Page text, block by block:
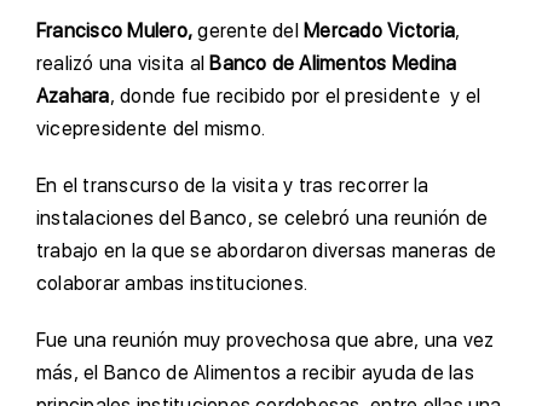
Francisco Mulero, gerente delMercado Victoria,
realizó una visita alBanco de Alimentos Medina
Azahara, donde fue recibido por el presidente y el
vicepresidente del mismo.
En el transcurso de la visita y tras recorrer la
instalaciones del Banco, se celebró una reunión de
trabajo en la que se abordaron diversas maneras de
colaborar ambas instituciones.
Fue una reunión muy provechosa que abre, una vez
más, el Banco de Alimentos a recibir ayuda de las